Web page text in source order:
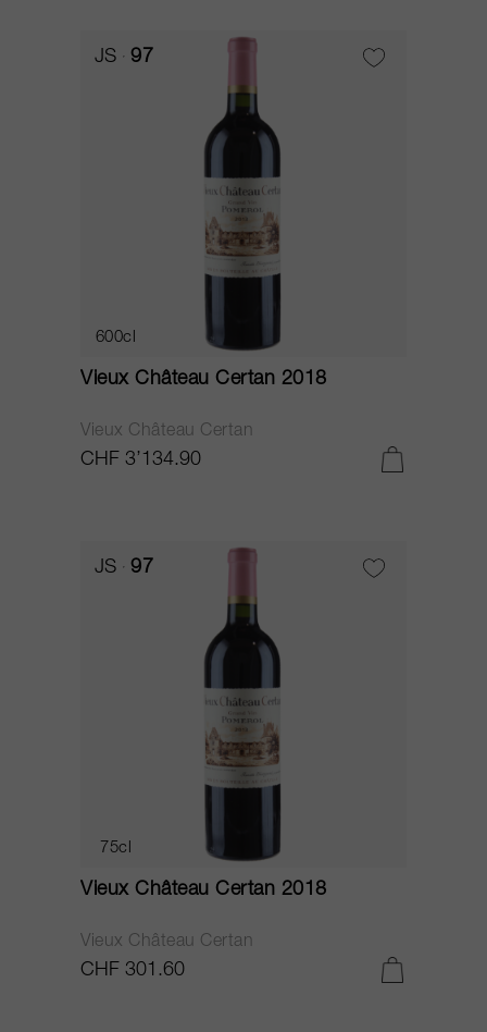
JS 97
600cl
Vieux Château Certan 2018
Vieux Château Certan
CHF 3’134.90
JS 97
75cl
Vieux Château Certan 2018
Vieux Château Certan
CHF 301.60